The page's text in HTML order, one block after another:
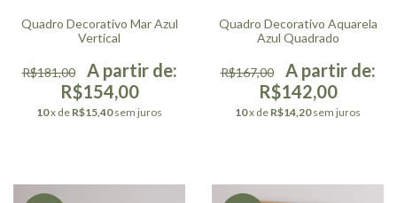
Quadro Decorativo Mar Azul
Vertical
R$181,00
R$154,00
10x de R$15,40 sem juros
Quadro Decorativo Aquarela
Azul Quadrado
R$167,00
R$142,00
10x de R$14,20 sem juros